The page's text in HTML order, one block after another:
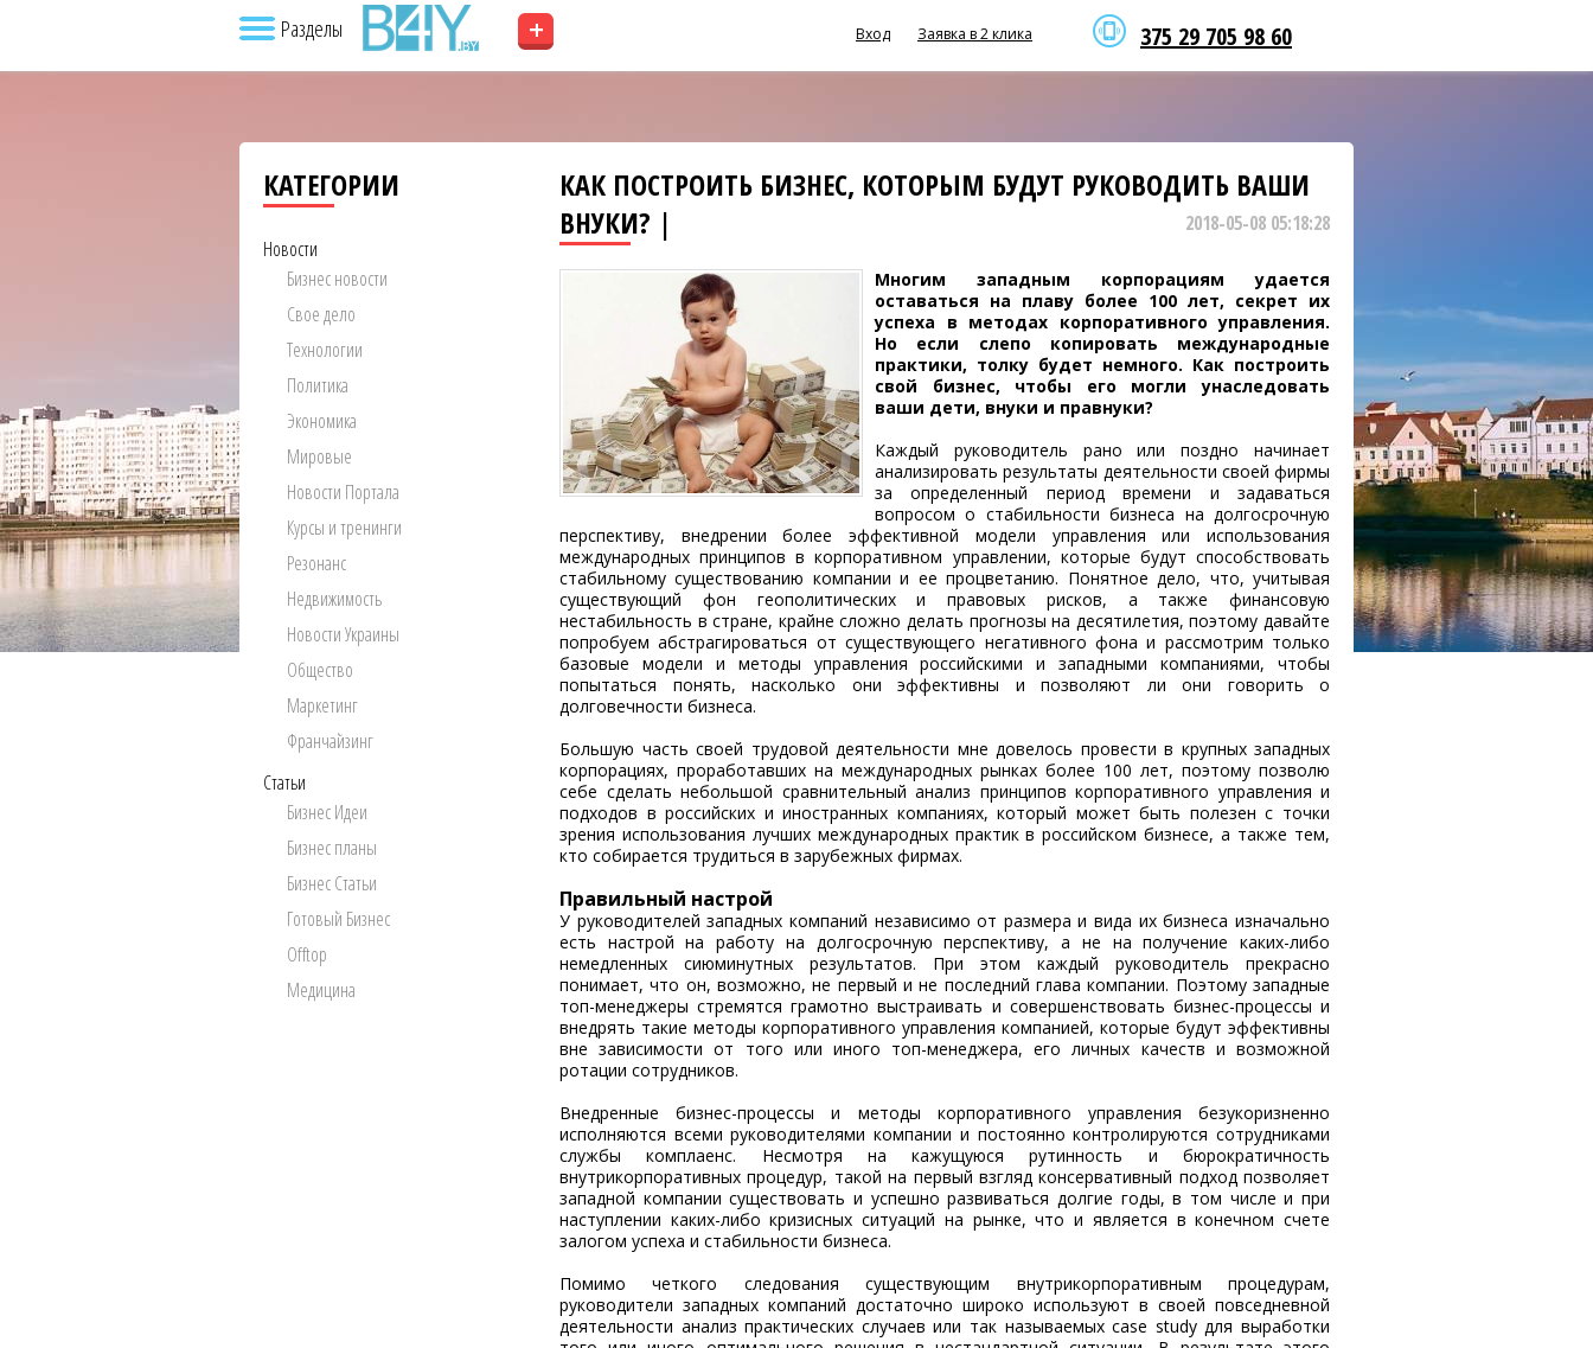
Разделы + 375 29 705 98 60
Вход Заявка в 2 клика
КАТЕГОРИИ
Новости
Бизнес новости
Свое дело
Технологии
Политика
Экономика
Мировые
Новости Портала
Курсы и тренинги
Резонанс
Недвижимость
Новости Украины
Общество
Маркетинг
Франчайзинг
Статьи
Бизнес Идеи
Бизнес планы
Бизнес Статьи
Готовый Бизнес
Offtop
Медицина
КАК ПОСТРОИТЬ БИЗНЕС, КОТОРЫМ БУДУТ РУКОВОДИТЬ ВАШИ
ВНУКИ? |
2018-05-08 05:18:28
Многим западным корпорациям удается
оставаться на плаву более 100 лет, секрет их
успеха в методах корпоративного управления.
Но если слепо копировать международные
практики, толку будет немного. Как построить
свой бизнес, чтобы его могли унаследовать
ваши дети, внуки и правнуки?
Каждый руководитель рано или поздно начинает
анализировать результаты деятельности своей фирмы
за определенный период времени и задаваться
вопросом о стабильности бизнеса на долгосрочную
перспективу, внедрении более эффективной модели управления или использования
международных принципов в корпоративном управлении, которые будут способствовать
стабильному существованию компании и ее процветанию. Понятное дело, что, учитывая
существующий фон геополитических и правовых рисков, а также финансовую
нестабильность в стране, крайне сложно делать прогнозы на десятилетия, поэтому давайте
попробуем абстрагироваться от существующего негативного фона и рассмотрим только
базовые модели и методы управления российскими и западными компаниями, чтобы
попытаться понять, насколько они эффективны и позволяют ли они говорить о
долговечности бизнеса.
Большую часть своей трудовой деятельности мне довелось провести в крупных западных
корпорациях, проработавших на международных рынках более 100 лет, поэтому позволю
себе сделать небольшой сравнительный анализ принципов корпоративного управления и
подходов в российских и иностранных компаниях, который может быть полезен с точки
зрения использования лучших международных практик в российском бизнесе, а также тем,
кто собирается трудиться в зарубежных фирмах.
Правильный настрой
У руководителей западных компаний независимо от размера и вида их бизнеса изначально
есть настрой на работу на долгосрочную перспективу, а не на получение каких-либо
немедленных сиюминутных результатов. При этом каждый руководитель прекрасно
понимает, что он, возможно, не первый и не последний глава компании. Поэтому западные
топ-менеджеры стремятся грамотно выстраивать и совершенствовать бизнес-процессы и
внедрять такие методы корпоративного управления компанией, которые будут эффективны
вне зависимости от того или иного топ-менеджера, его личных качеств и возможной
ротации сотрудников.
Внедренные бизнес-процессы и методы корпоративного управления безукоризненно
исполняются всеми руководителями компании и постоянно контролируются сотрудниками
службы комплаенс. Несмотря на кажущуюся рутинность и бюрократичность
внутрикорпоративных процедур, такой на первый взгляд консервативный подход позволяет
западной компании существовать и успешно развиваться долгие годы, в том числе и при
наступлении каких-либо кризисных ситуаций на рынке, что и является в конечном счете
залогом успеха и стабильности бизнеса.
Помимо четкого следования существующим внутрикорпоративным процедурам,
руководители западных компаний достаточно широко используют в своей повседневной
деятельности анализ практических случаев или так называемых case study для выработки